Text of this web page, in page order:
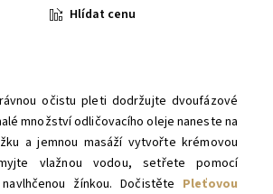
Hlídat cenu
očistu pleti dodržujte dvoufázové
množství odličovacího oleje naneste na
a jemnou masáží vytvořte krémovou
vlažnou vodou, setřete pomocí
žínkou. Dočistěte Pleťovou